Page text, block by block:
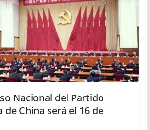
Nacional del Partido
de China será el 16 de